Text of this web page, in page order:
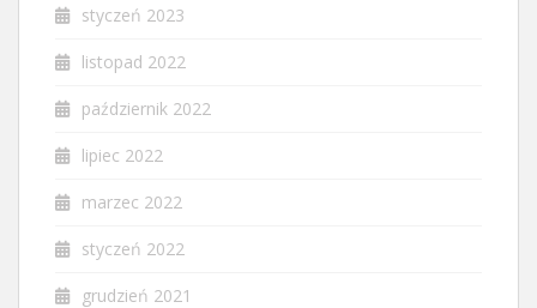
styczeń 2023
listopad 2022
październik 2022
lipiec 2022
marzec 2022
styczeń 2022
grudzień 2021